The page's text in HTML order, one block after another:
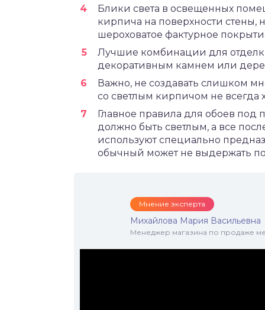
Блики света в освещенных
кирпича на поверхности стены,
шероховатое фактурное
Лучшие комбинации для
декоративным камнем или
Важно, не создавать слишком
со светлым кирпичом не всегда
Главное правила для обоев под
должно быть светлым, а все
используют специально
обычный может не выдержать
Мнение эксперта
Михайлова Мария Васильевна
Менеджер магазина по продаже